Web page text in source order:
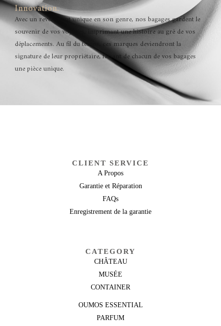
Innovation.
Avec un revêtement unique en son genre, nos bagages gardent le
souvenir de vos voyages, imprimant une histoire au gré de vos
déplacements. Au fil du temps, ces marques deviendront la
signature de leur propriétaire, faisant de chacun de vos bagages
une pièce unique.
CLIENT SERVICE
A Propos
Garantie et Réparation
FAQs
Enregistrement de la garantie
CATEGORY
CHÂTEAU
MUSÉE
CONTAINER
OUMOS ESSENTIAL
PARFUM